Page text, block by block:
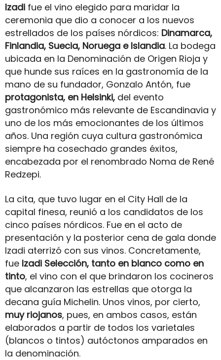
Izadi fue el vino elegido para maridar la
ceremonia que dio a conocer a los nuevos
estrellados de los países nórdicos: Dinamarca,
Finlandia, Suecia, Noruega e Islandia. La bodega
ubicada en la Denominación de Origen Rioja y
que hunde sus raíces en la gastronomía de la
mano de su fundador, Gonzalo Antón, fue
protagonista, en Helsinki, del evento
gastronómico más relevante de Escandinavia y
uno de los más emocionantes de los últimos
años. Una región cuya cultura gastronómica
siempre ha cosechado grandes éxitos,
encabezada por el renombrado Noma de René
Redzepi.
La cita, que tuvo lugar en el City Hall de la
capital finesa, reunió a los candidatos de los
cinco países nórdicos. Fue en el acto de
presentación y la posterior cena de gala donde
Izadi aterrizó con sus vinos. Concretamente,
fue Izadi Selección, tanto en blanco como en
tinto, el vino con el que brindaron los cocineros
que alcanzaron las estrellas que otorga la
decana guía Michelin. Unos vinos, por cierto,
muy riojanos, pues, en ambos casos, están
elaborados a partir de todos los varietales
(blancos o tintos) autóctonos amparados en
la denominación.